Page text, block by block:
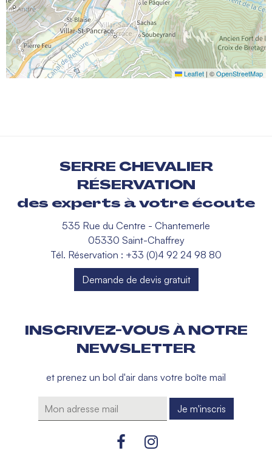
Leaflet | ©OpenStreetMap
SERRE CHEVALIER
RÉSERVATION
des experts à votre écoute
535 Rue du Centre - Chantemerle
05330 Saint-Chaffrey
Tél. Réservation : +33 (0)4 92 24 98 80
Demande de devis gratuit
INSCRIVEZ-VOUS À NOTRE
NEWSLETTER
et prenez un bol d'air dans votre boîte mail